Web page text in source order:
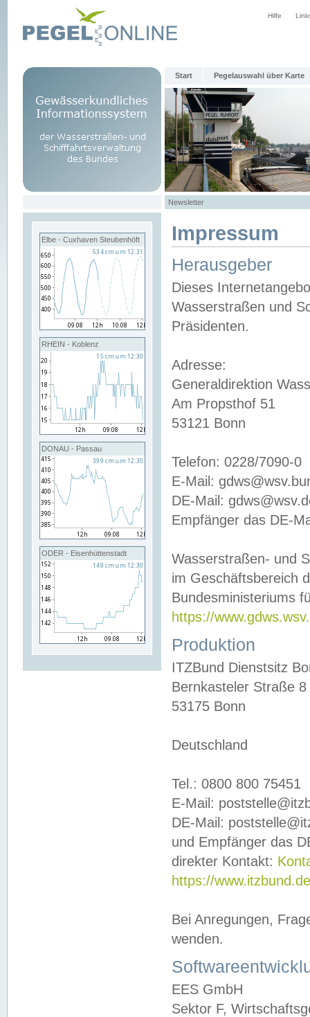
Hilfe
Start Pegelauswahl über Karte
Newsletter
Elbe - Cuxhaven Steubenhöft
RHEIN - Koblenz
DONAU - Passau
ODER - Eisenhüttenstadt
Impressum
Herausgeber
Dieses
Wasserstraßen und
Präsidenten.
Adresse:
Generaldirektion
Am Propsthof 51
53121 Bonn
Telefon: 0228/7090-0
E-Mail:
DE-Mail:
Empfänger das DE-
Wasserstraßen- und
im Geschäftsbereich
Bundesministeriums
https://
Produktion
ITZBund Dienstsitz
Bernkasteler Straße 8
53175 Bonn
Deutschland
Tel.: 0800 800 75451
E-Mail:
DE-Mail:
und Empfänger das
direkter Kontakt:
https://
Bei Anregungen,
wenden.
EES GmbH
Sektor F,